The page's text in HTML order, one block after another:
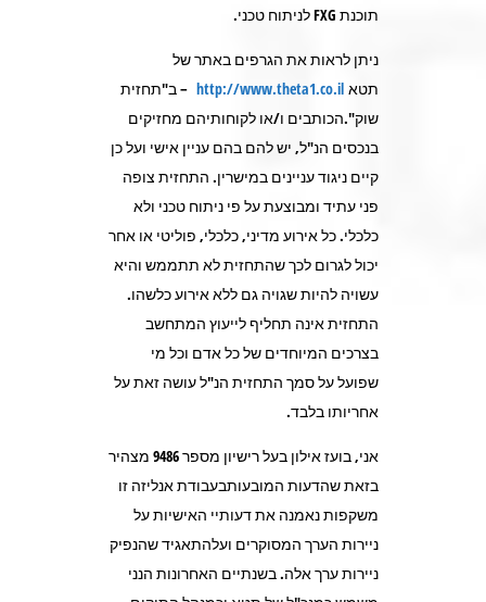
תוכנת FXG לניתוח טכני.
ניתן לראות את הגרפים באתר של
תטא http://www.theta1.co.il – ב"תחזית
שוק".הכותבים ו/או לקוחותיהם מחזיקים
בנכסים הנ"ל, יש להם בהם עניין אישי ועל כן
קיים ניגוד עניינים במישרין. התחזית צופה
פני עתיד ומבוצעת על פי ניתוח טכני ולא
כלכלי. כל אירוע מדיני, כלכלי, פוליטי או אחר
יכול לגרום לכך שהתחזית לא תתממש והיא
עשויה להיות שגויה גם ללא אירוע כלשהו.
התחזית אינה תחליף לייעוץ המתחשב
בצרכים המיוחדים של כל אדם וכל מי
שפועל על סמך התחזית הנ"ל עושה זאת על
אחריותו בלבד.
אני, בועז אילון בעל רישיון מספר 9486 מצהיר
בזאת שהדעות המובעותבעבודת אנליזה זו
משקפות נאמנה את דעותיי האישיות על
ניירות הערך המסוקרים ועלהתאגיד שהנפיק
ניירות ערך אלה. בשנתיים האחרונות הנני